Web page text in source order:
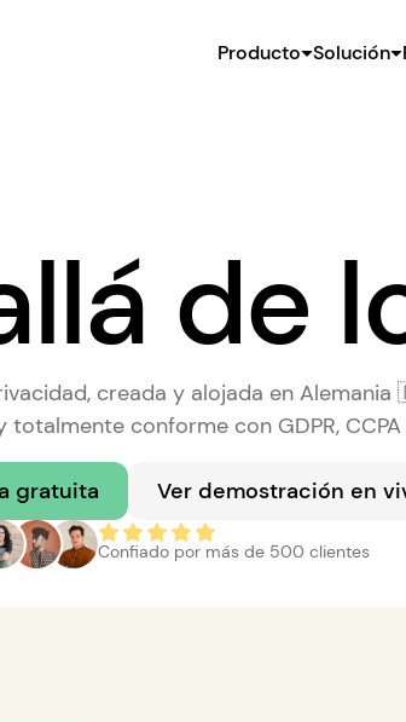
Producto Solución
de
creada y alojada en
conforme con GDPR, CCPA
gratuita Ver demostración en
Confiado por más de 500 clientes